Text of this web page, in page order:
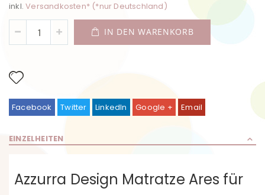
inkl.Versandkosten* (*nur Deutschland)
IN DEN WARENKORB
Facebook Twitter LinkedIn Google + Email
EINZELHEITEN
Azzurra Design Matratze Ares für